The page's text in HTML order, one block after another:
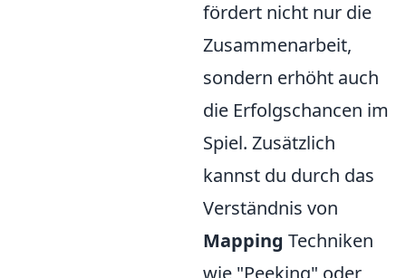
fördert nicht nur die
Zusammenarbeit,
sondern erhöht auch
die Erfolgschancen im
Spiel. Zusätzlich
kannst du durch das
Verständnis von
Mapping Techniken